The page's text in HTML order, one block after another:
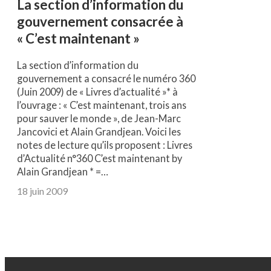
La section d’information du
gouvernement consacrée à
« C’est maintenant »
La section d’information du
gouvernement a consacré le numéro 360
(Juin 2009) de « Livres d’actualité »* à
l’ouvrage : « C’est maintenant, trois ans
pour sauver le monde », de Jean-Marc
Jancovici et Alain Grandjean. Voici les
notes de lecture qu’ils proposent : Livres
d’Actualité n°360 C’est maintenant by
Alain Grandjean * =…
18 juin 2009